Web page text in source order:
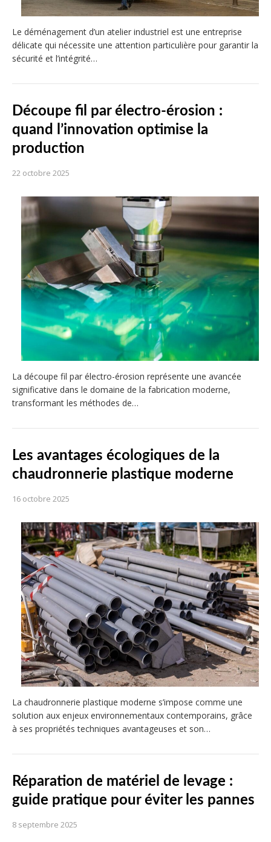
Le déménagement d’un atelier industriel est une entreprise
délicate qui nécessite une attention particulière pour garantir la
sécurité et l’intégrité…
Découpe fil par électro-érosion :
quand l’innovation optimise la
production
22 octobre 2025
La découpe fil par électro-érosion représente une avancée
significative dans le domaine de la fabrication moderne,
transformant les méthodes de…
Les avantages écologiques de la
chaudronnerie plastique moderne
16 octobre 2025
La chaudronnerie plastique moderne s’impose comme une
solution aux enjeux environnementaux contemporains, grâce
à ses propriétés techniques avantageuses et son…
Réparation de matériel de levage :
guide pratique pour éviter les pannes
8 septembre 2025